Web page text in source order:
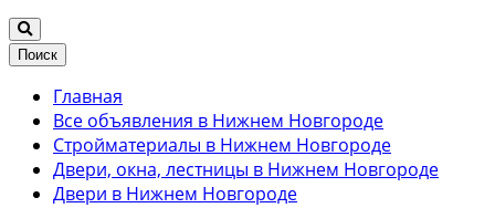
Поиск
Главная
Все объявления в Нижнем Новгороде
Стройматериалы в Нижнем Новгороде
Двери, окна, лестницы в Нижнем Новгороде
Двери в Нижнем Новгороде